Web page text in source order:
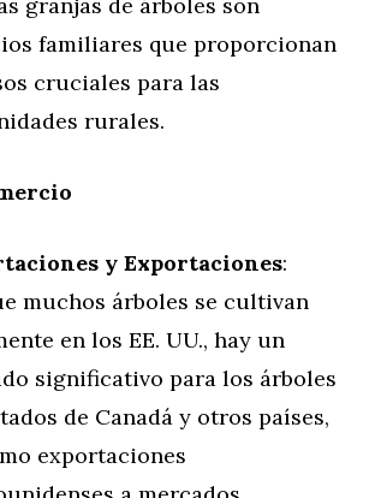
familiares que proporcionan
cruciales para las
rurales.
y Exportaciones:
muchos árboles se cultivan
en los EE. UU., hay un
significativo para los árboles
de Canadá y otros países,
exportaciones